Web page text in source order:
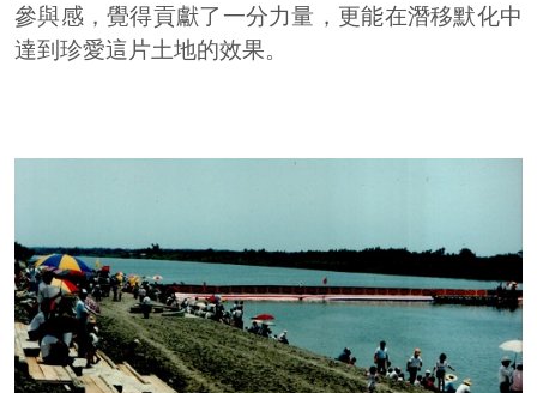
參與感，覺得貢獻了一分力量，更能在潛移默化中
達到珍愛這片土地的效果。